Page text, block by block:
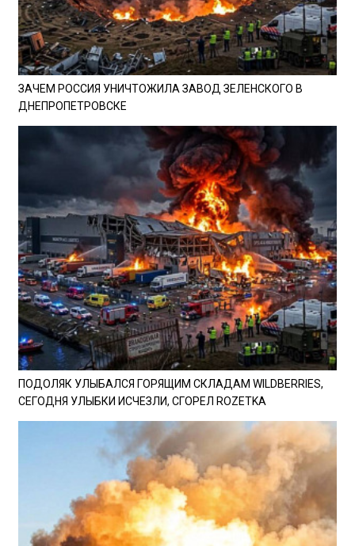
ЗАЧЕМ РОССИЯ УНИЧТОЖИЛА ЗАВОД ЗЕЛЕНСКОГО В
ДНЕПРОПЕТРОВСКЕ
ПОДОЛЯК УЛЫБАЛСЯ ГОРЯЩИМ СКЛАДАМ WILDBERRIES,
СЕГОДНЯ УЛЫБКИ ИСЧЕЗЛИ, СГОРЕЛ ROZETKA